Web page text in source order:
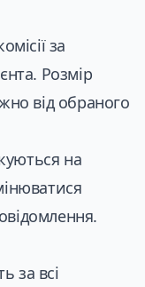
за
Розмір
від обраного
на
за всі